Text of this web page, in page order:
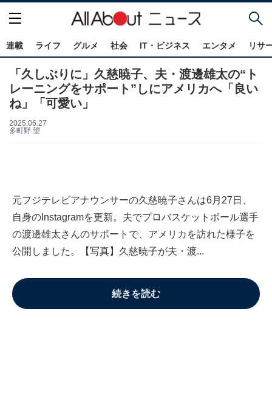
連載 ライフ グルメ 社会 IT・ビジネス エンタメ リサ
「久しぶりに」久慈暁子、夫・渡邊雄太の“ト
レーニングをサポート”しにアメリカへ「良い
ね」「可愛い」
2025.06.27
多町野 望
元フジテレビアナウンサーの久慈暁子さんは6月27日、
自身のInstagramを更新。夫でプロバスケットボール選手
の渡邊雄太さんのサポートで、アメリカを訪れた様子を
公開しました。【写真】久慈暁子が夫・渡...
続きを読む